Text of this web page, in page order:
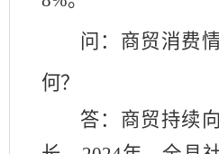
问：商贸消费
何？
答： 商贸持续